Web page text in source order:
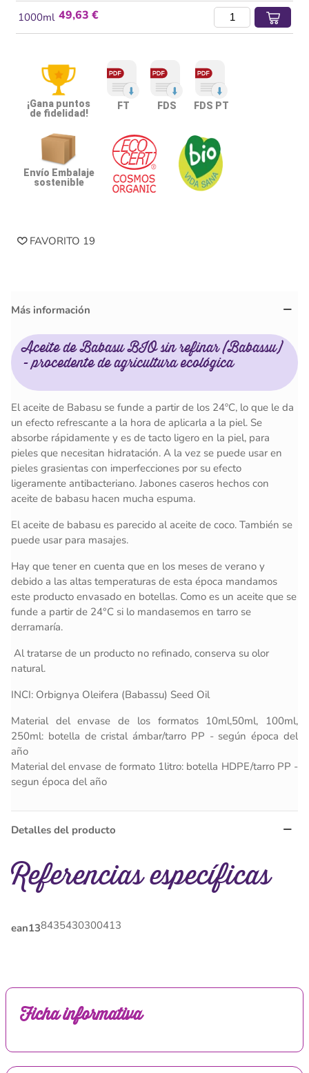
1000ml 49,63 €
¡Gana puntos
de fidelidad!
FT FDS FDS PT
Envío Embalaje
sostenible
FAVORITO 19
Más información
Aceite de Babasu BIO sin refinar (Babassu)
- procedente de agricultura ecológica
El aceite de Babasu se funde a partir de los 24ºC, lo que le da
un efecto refrescante a la hora de aplicarla a la piel. Se
absorbe rápidamente y es de tacto ligero en la piel, para
pieles que necesitan hidratación. A la vez se puede usar en
pieles grasientas con imperfecciones por su efecto
ligeramente antibacteriano. Jabones caseros hechos con
aceite de babasu hacen mucha espuma.
El aceite de babasu es parecido al aceite de coco. También se
puede usar para masajes.
Hay que tener en cuenta que en los meses de verano y
debido a las altas temperaturas de esta época mandamos
este producto envasado en botellas. Como es un aceite que se
funde a partir de 24°C si lo mandasemos en tarro se
derramaría.
Al tratarse de un producto no refinado, conserva su olor
natural.
INCI: Orbignya Oleifera (Babassu) Seed Oil
Material del envase de los formatos 10ml,50ml, 100ml,
250ml: botella de cristal ámbar/tarro PP - según época del
año
Material del envase de formato 1litro: botella HDPE/tarro PP -
segun época del año
Detalles del producto
Referencias específicas
ean138435430300413
Ficha informativa